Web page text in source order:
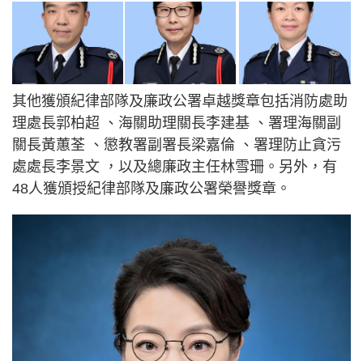
其他獲頒紀律部隊及廉政公署卓越獎章包括消防處助
理處長郭柏超 、海關助理關長李建基 、署理海關副
關長黃蕙荃 、懲教署副署長梁嘉倫 、署理防止貪污
處處長李景文 ，以及總廉政主任林雪珊。另外，有
48人獲頒授紀律部隊及廉政公署榮譽獎章。